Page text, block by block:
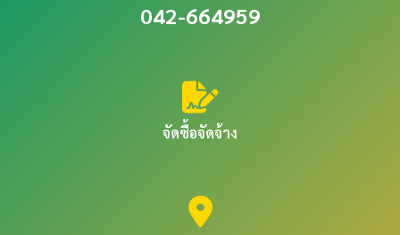
042-664959
จัดซื้อจัดจ้าง